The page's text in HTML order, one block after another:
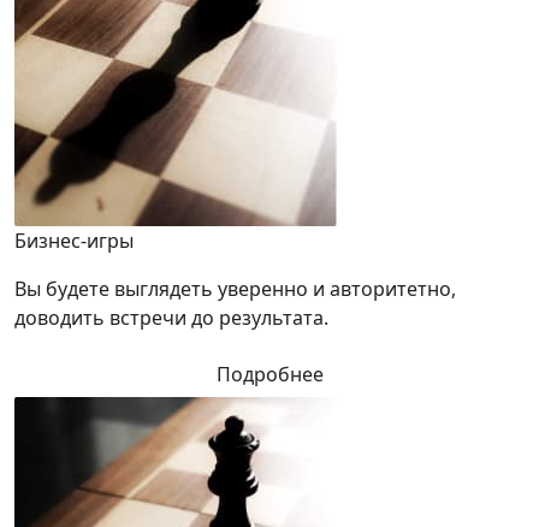
Бизнес-игры
Вы будете выглядеть уверенно и авторитетно,
доводить встречи до результата.
Подробнее